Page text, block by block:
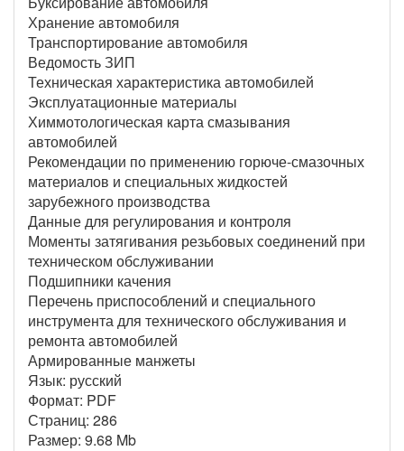
Хранение автомобиля
Транспортирование автомобиля
Ведомость ЗИП
Техническая характеристика автомобилей
Эксплуатационные материалы
Химмотологическая карта смазывания
автомобилей
Рекомендации по применению горюче-смазочных
материалов и специальных жидкостей
зарубежного производства
Данные для регулирования и контроля
Моменты затягивания резьбовых соединений при
техническом обслуживании
Подшипники качения
Перечень приспособлений и специального
инструмента для технического обслуживания и
ремонта автомобилей
Армированные манжеты
Язык: русский
Формат: PDF
Страниц: 286
Размер: 9.68 Mb